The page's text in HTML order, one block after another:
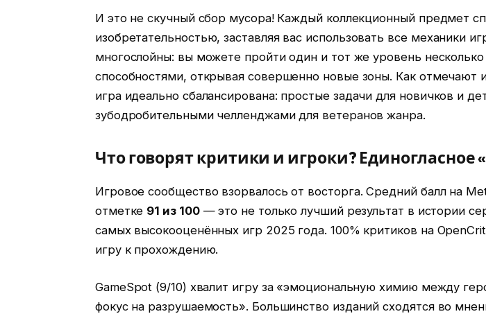
И это не скучный сбор мусора! Каждый коллекционный предмет
изобретательностью, заставляя вас использовать все механики
многослойны: вы можете пройти один и тот же уровень
способностями, открывая совершенно новые зоны. Как отмечают
игра идеально сбалансирована: простые задачи для новичков и
зубодробительными челленджами для ветеранов жанра.
Что говорят критики и игроки? Единогласное
Игровое сообщество взорвалось от восторга. Средний балл на
отметке 91 из 100— это не только лучший результат в истории
самых высокооценённых игр 2025 года. 100% критиков на
игру к прохождению.
GameSpot (9/10) хвалит игру за «эмоциональную химию между
фокус на разрушаемость». Большинство изданий сходятся во